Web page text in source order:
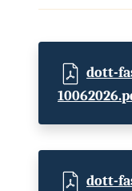
dott-
dott-